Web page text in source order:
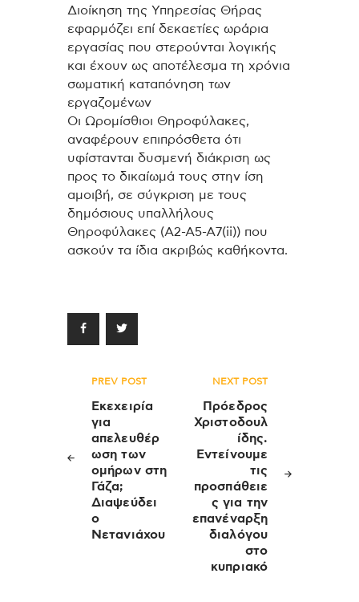
Διοίκηση της Υπηρεσίας Θήρας
εφαρμόζει επί δεκαετίες ωράρια
εργασίας που στερούνται λογικής
και έχουν ως αποτέλεσμα τη χρόνια
σωματική καταπόνηση των
εργαζομένων
Οι Ωρομίσθιοι Θηροφύλακες,
αναφέρουν επιπρόσθετα ότι
υφίστανται δυσμενή διάκριση ως
προς το δικαίωμά τους στην ίση
αμοιβή, σε σύγκριση με τους
δημόσιους υπαλλήλους
Θηροφύλακες (Α2-Α5-Α7(ii)) που
ασκούν τα ίδια ακριβώς καθήκοντα.
Πλοήγηση
άρθρων
PREV POST
Εκεχειρία
για
απελευθέρ
ωση των
ομήρων στη
Γάζα;
Διαψεύδει
ο
Νετανιάχου
NEXT POST
Πρόεδρος
Χριστοδουλ
ίδης.
Εντείνουμε
τις
προσπάθειε
ς για την
επανέναρξη
διαλόγου
στο
κυπριακό